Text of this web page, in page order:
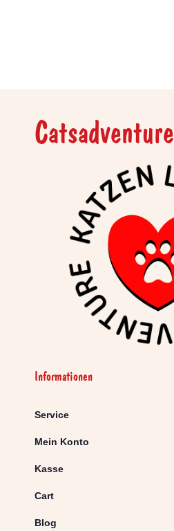
Catsadventure
Informationen
Service
Mein Konto
Kasse
Cart
Blog